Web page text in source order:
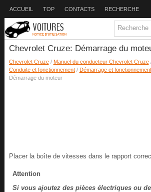
ACCUEIL TOP CONTACTS RECHERCHE
Chevrolet Cruze: Démarrage du
Chevrolet Cruze/ Manuel du conducteur Chevrolet Cruze
Conduite et fonctionnement/ Démarrage et fonctionnement
Démarrage du moteur
Placer la boîte de vitesses dans le rapport
Attention
Si vous ajoutez des pièces électriques ou